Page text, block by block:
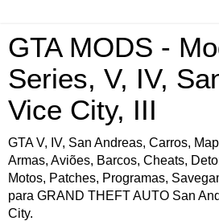
GTA MODS -
Series, V, IV,
Vice City, III
GTA V, IV, San Andreas, Carros,
Armas, Aviões, Barcos, Cheats,
Motos, Patches, Programas,
para GRAND THEFT AUTO San
City.